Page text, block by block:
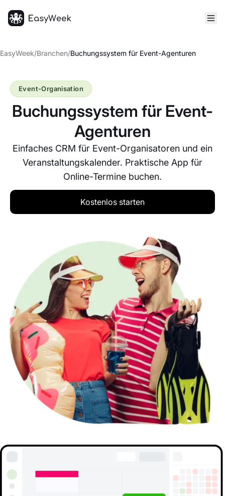
EasyWeek/Branchen/Buchungssystem für Event-Agenturen
Buchungssystem für Event-
Agenturen
Einfaches CRM für Event-Organisatoren und ein
Veranstaltungskalender. Praktische App für
Online-Termine buchen.
Event-Organisation
Kostenlos starten